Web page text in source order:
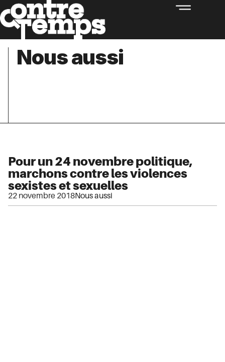
Nous aussi
Pour un 24 novembre politique,
marchons contre les violences
sexistes et sexuelles
22 novembre 2018Nous aussi